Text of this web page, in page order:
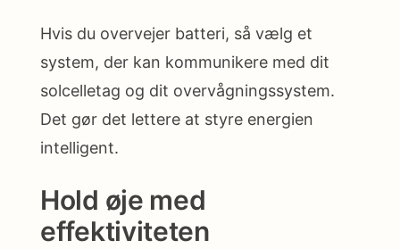
Hvis du overvejer batteri, så vælg et
system, der kan kommunikere med dit
solcelletag og dit overvågningssystem.
Det gør det lettere at styre energien
intelligent.
Hold øje med
effektiviteten